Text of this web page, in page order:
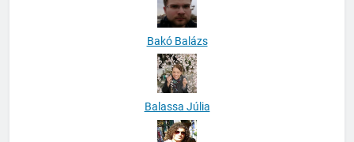
Bakó Balázs
Balassa Júlia